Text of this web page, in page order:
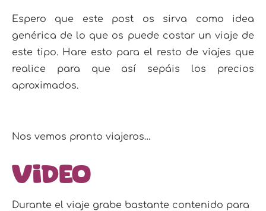
Espero que este post os sirva como idea
genérica de lo que os puede costar un viaje de
este tipo. Hare esto para el resto de viajes que
realice para que así sepáis los precios
aproximados.
Nos vemos pronto viajeros…
Video
Durante el viaje grabe bastante contenido para